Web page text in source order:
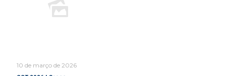
10 de março de 2026